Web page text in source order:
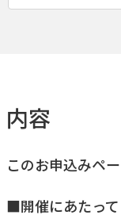
内容
このお申込みペ
■開催にあたって